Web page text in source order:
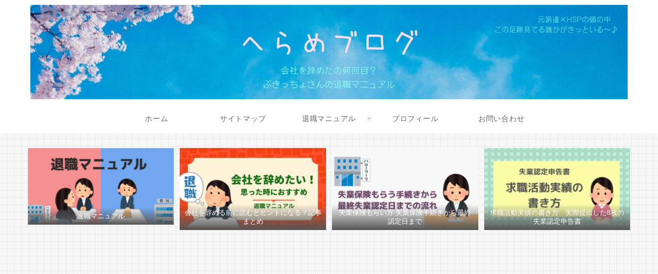
ホーム サイトマップ 退職マニュアル プロフィール お問い合わせ
退職マニュアル
会社を辞める前に読むとヒントになる？記事
まとめ
失業保険もらい方 失業保険手続きから最終
認定日まで
求職活動実績の書き方 実際提出した8枚の
失業認定申告書